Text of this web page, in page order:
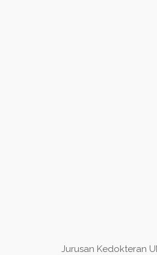
Jurusan Kedokteran